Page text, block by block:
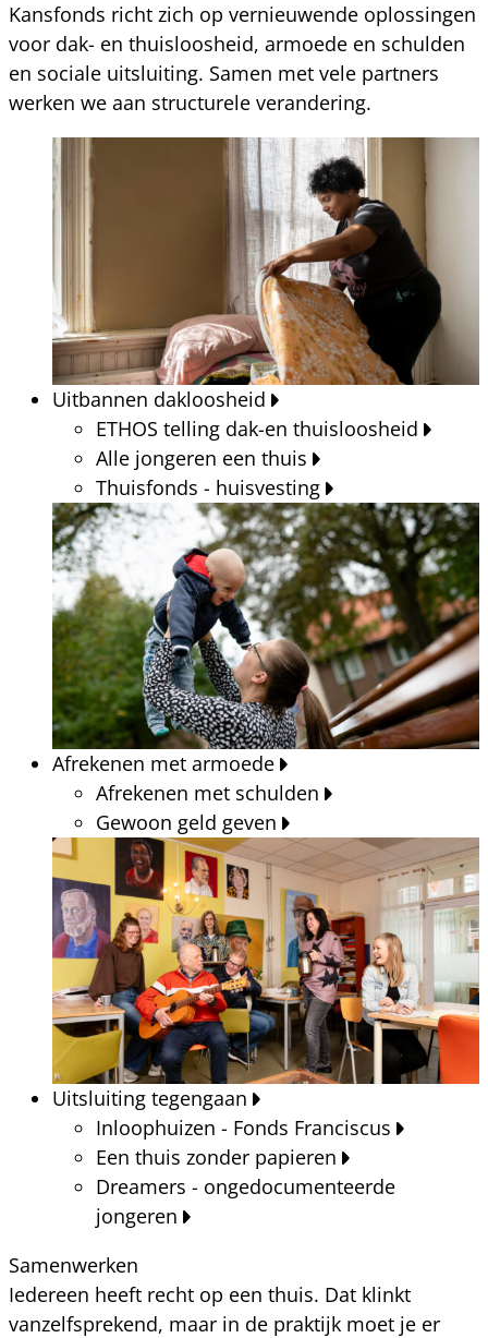
Kansfonds richt zich op vernieuwende oplossingen
voor dak- en thuisloosheid, armoede en schulden
en sociale uitsluiting. Samen met vele partners
werken we aan structurele verandering.
Uitbannen dakloosheid
ETHOS telling dak-en thuisloosheid
Alle jongeren een thuis
Thuisfonds - huisvesting
Afrekenen met armoede
Afrekenen met schulden
Gewoon geld geven
Uitsluiting tegengaan
Inloophuizen - Fonds Franciscus
Een thuis zonder papieren
Dreamers - ongedocumenteerde
jongeren
Samenwerken
Iedereen heeft recht op een thuis. Dat klinkt
vanzelfsprekend, maar in de praktijk moet je er